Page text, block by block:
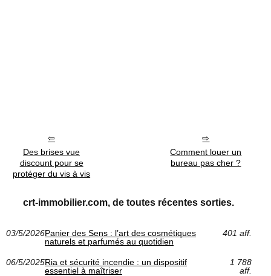
Des brises vue
discount pour se
protéger du vis à vis
Comment louer un
bureau pas cher ?
crt-immobilier.com, de toutes récentes sorties.
03/5/2026Panier des Sens : l’art des cosmétiques
naturels et parfumés au quotidien
401 aff.
06/5/2025Ria et sécurité incendie : un dispositif
essentiel à maîtriser
1 788
aff.